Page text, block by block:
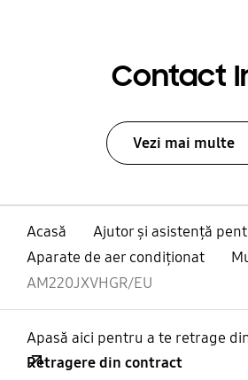
Contact
Vezi mai multe
Acasă
Ajutor și asistență
Aparate de aer condiţionat
AM220JXVHGR/EU
Apasă aici pentru a te retrage
Retragere din contract